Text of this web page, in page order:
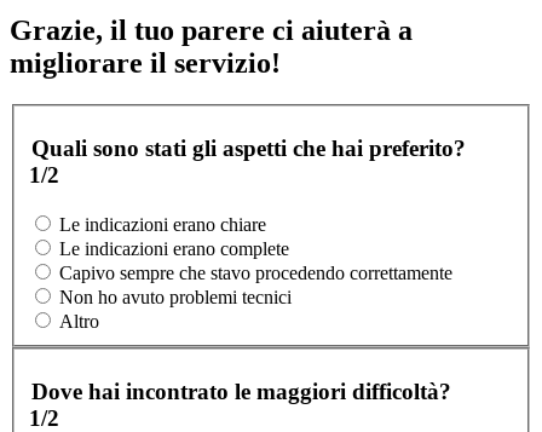
Grazie, il tuo parere ci aiuterà a
migliorare il servizio!
Quali sono stati gli aspetti che hai preferito?
1/2
Le indicazioni erano chiare
Le indicazioni erano complete
Capivo sempre che stavo procedendo correttamente
Non ho avuto problemi tecnici
Altro
Dove hai incontrato le maggiori difficoltà?
1/2